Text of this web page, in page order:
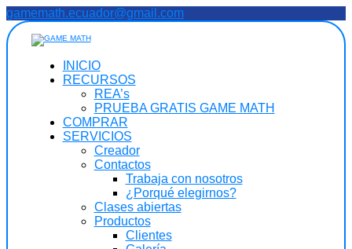
Saltar
al
contenido
gamemath.ecuador@gmail.com
INICIO
RECURSOS
REA’s
PRUEBA GRATIS GAME MATH
COMPRAR
SERVICIOS
Creador
Contactos
Trabaja con nosotros
¿Porqué elegirnos?
Clases abiertas
Productos
Clientes